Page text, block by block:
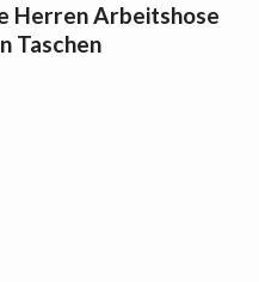
Herren Arbeitshose
Taschen